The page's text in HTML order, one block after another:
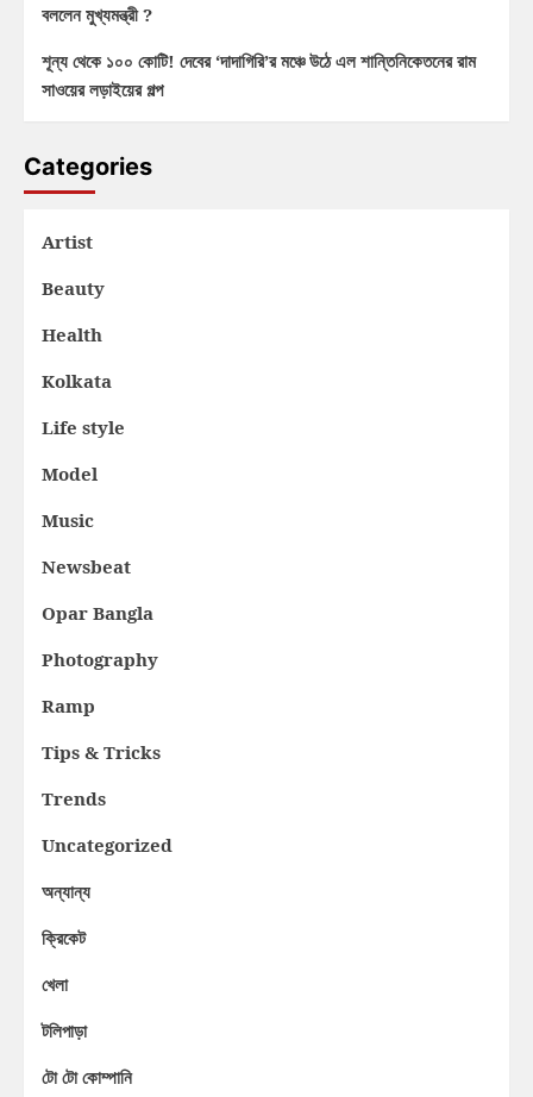
বললেন মুখ্যমন্ত্রী ?
শূন্য থেকে ১০০ কোটি! দেবের ‘দাদাগিরি’র মঞ্চে উঠে এল শান্তিনিকেতনের রাম
সাওয়ের লড়াইয়ের গল্প
Categories
Artist
Beauty
Health
Kolkata
Life style
Model
Music
Newsbeat
Opar Bangla
Photography
Ramp
Tips & Tricks
Trends
Uncategorized
অন্যান্য
ক্রিকেট
খেলা
টলিপাড়া
টো টো কোম্পানি